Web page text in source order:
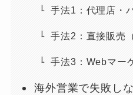
手法1：代理店・
手法2：直接販売
手法3：Webマー
海外営業で失敗し